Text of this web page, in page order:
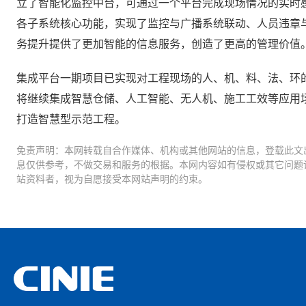
立了智能化监控中台，可通过一个平台完成现场情况的实
各子系统核心功能，实现了监控与广播系统联动、人员违
务提升提供了更加智能的信息服务，创造了更高的管理价值
集成平台一期项目已实现对工程现场的人、机、料、法、
将继续集成智慧仓储、人工智能、无人机、施工工效等应
打造智慧型示范工程。
免责声明：本网转载自合作媒体、机构或其他网站的信息，登载此
息仅供参考，不做交易和服务的根据。本网内容如有侵权或其它问
站资料者，视为自愿接受本网站声明的约束。